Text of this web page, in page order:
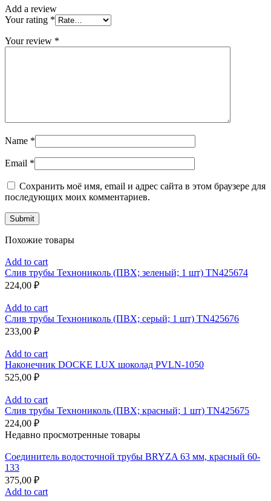
Add a review
Your rating *
Your review *
Name *
Email *
Сохранить моё имя, email и адрес сайта в этом браузере для
последующих моих комментариев.
Похожие товары
Add to cart
Слив трубы Технониколь (ПВХ; зеленый; 1 шт) TN425674
224,00 ₽
Add to cart
Слив трубы Технониколь (ПВХ; серый; 1 шт) TN425676
233,00 ₽
Add to cart
Наконечник DOCKE LUX шоколад PVLN-1050
525,00 ₽
Add to cart
Слив трубы Технониколь (ПВХ; красный; 1 шт) TN425675
224,00 ₽
Недавно просмотренные товары
Соединитель водосточной трубы BRYZA 63 мм, краcный 60-
133
375,00 ₽
Add to cart